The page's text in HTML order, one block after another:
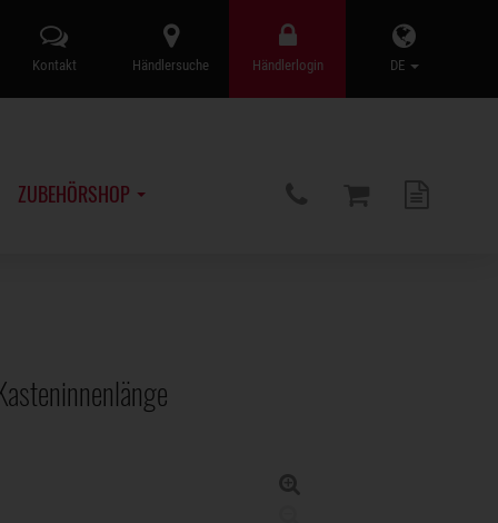
DE
Händlerlogin
Händlersuche
Kontakt
ZUBEHÖRSHOP